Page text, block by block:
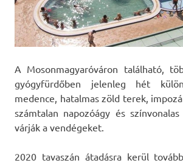
A Mosonmagyaróváron található,
gyógyfürdőben jelenleg hét
medence, hatalmas zöld terek,
számtalan napozóágy és
várják a vendégeket.
2020 tavaszán átadásra kerül